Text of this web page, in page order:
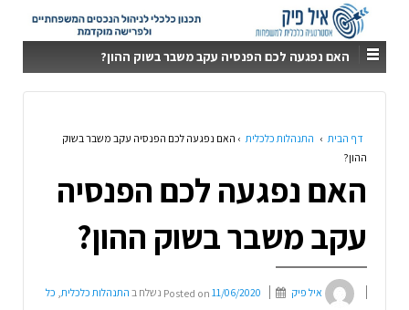
האם נפגעה לכם הפנסיה עקב משבר בשוק ההון?
דף הבית › התנהלות כלכלית › האם נפגעה לכם הפנסיה עקב משבר בשוק
ההון?
האם נפגעה לכם הפנסיה
עקב משבר בשוק ההון?
איל פיק Posted on 11/06/2020 נשלח ב התנהלות כלכלית, כל